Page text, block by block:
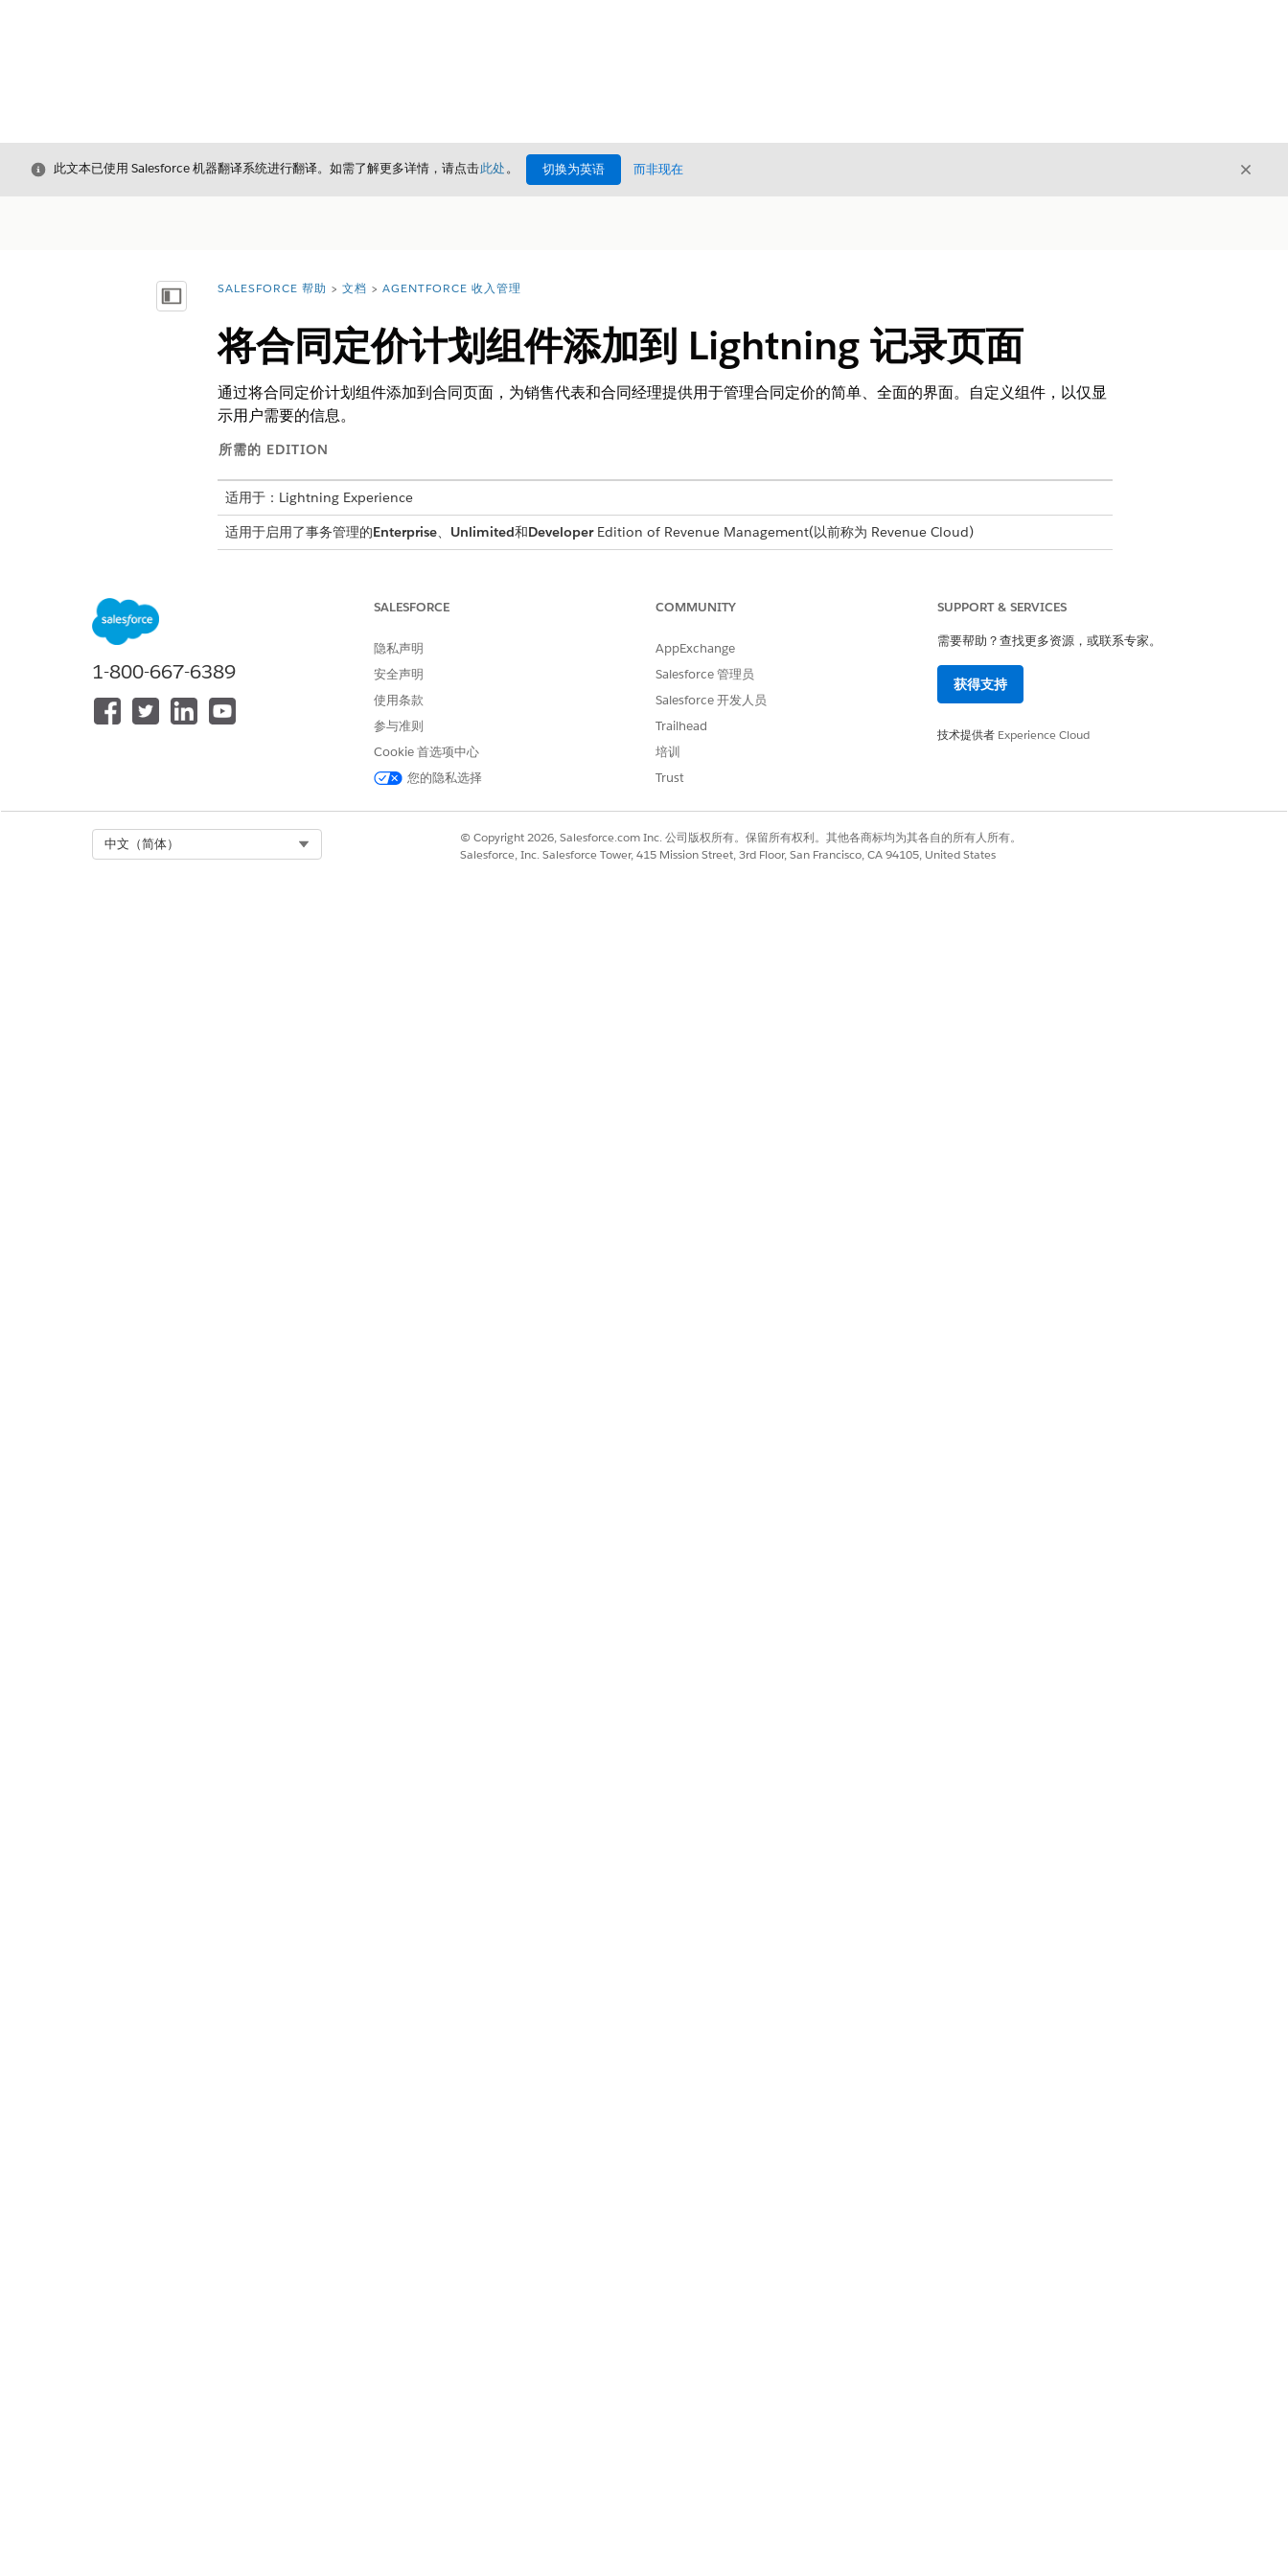
关闭
此文本已使用 Salesforce 机器翻译系统进行翻译。如需了解更多详情，请点击此处。 切换为英语 而非现在 关闭
显示目录 您在此处：
SALESFORCE 帮助 文档 AGENTFORCE 收入管理
将合同定价计划组件添加到 Lightning 记录页面
通过将合同定价计划组件添加到合同页面，为销售代表和合同经理提供用于管理合同定价的简单、全面的界面。自定义组件，以仅显
示用户需要的信息。
所需的 EDITION
适用于：Lightning Experience
适用于启用了事务管理的Enterprise、 Unlimited和DeveloperEdition of Revenue Management(以前称为 Revenue Cloud)
要在 Lightning 应用程序生成器中编辑页面布局： 自定义应用程序
对象管理器。
转到 Lightning 记录页面。
在选项卡组件属性中，单击添加选项卡
单击您添加的选项卡，然后选择定价计划
组件拖到选项卡。
在属性窗格中，选择要显示的表列和产品价格层列。
保存更改。
1-800-667-6389
SALESFORCE
隐私声明
安全声明
使用条款
参与准则
Cookie 首选项中心
您的隐私选择
COMMUNITY
AppExchange
Salesforce 管理员
Salesforce 开发人员
Trailhead
培训
Trust
SUPPORT & SERVICES
需要帮助？查找更多资源，或联系专家。
获得支持
技术提供者 Experience Cloud
中文（简体）
© Copyright 2026, Salesforce.com Inc. 公司版权所有。保留所有权利。其他各商标均为其各自的所有人所有。
Salesforce, Inc. Salesforce Tower, 415 Mission Street, 3rd Floor, San Francisco, CA 94105, United States